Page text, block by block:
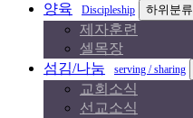
양육
Discipleship 하위분류
제자훈련
셀목장
섬김/나눔
serving / sharing
교회소식
선교소식